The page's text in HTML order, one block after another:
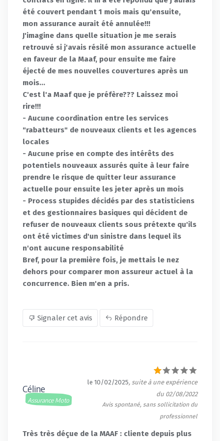
été couvert pendant 1 mois mais qu'ensuite,
mon assurance aurait été annulée!!!
J'imagine dans quelle situation je me serais
retrouvé si j'avais résilé mon assurance actuelle
en faveur de la Maaf, pour ensuite me faire
éjecté de mes nouvelles couvertures après un
mois...
C'est l'a Maaf que je préfère??? Laissez moi
rire!!!
- Aucune coordination entre les services
"rabatteurs" de nouveaux clients et les agences
locales
- Aucune prise en compte des intérêts des
potentiels nouveaux assurés quite à leur faire
prendre le risque de quitter leur assurance
actuelle pour ensuite les jeter après un mois
- Process stupides décidés par des statisticiens
et des gestionnaires basiques qui décident de
refuser de nouveaux clients sous prétexte qu'ils
ont été victimes d'un sinistre dans lequel ils
n'ont aucune responsabilité
Bref, pour la première fois, je mettais le nez
dehors pour comparer mon assureur actuel à la
concurrence. Bien m'en a pris.
Signaler cet avis Répondre
Céline
Assurance Moto
le 10/02/2025, suite à une expérience
du 02/08/2022
Avis spontané, sans sollicitation du
professionnel
Très très déçue de la MAAF : cliente depuis plus